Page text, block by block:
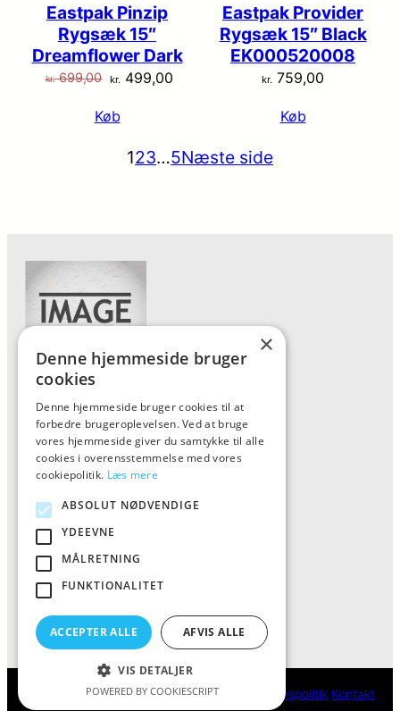
Eastpak Pinzip
Rygsæk 15″
Dreamflower Dark
kr.699,00 Den
pris
var:
kr. 499,00Den
er:
Køb
Eastpak Provider
Rygsæk 15″ Black
EK000520008
kr. 759,00
Køb
123…5Næste side
Forside
Vis alle produkter
Kontakt
ALFA
Tlf: 7876 8672
Mail:info@al-fa.dk
Cookie- og privatlivspolitik Kontakt
×
Denne hjemmeside bruger
cookies
Denne hjemmeside bruger cookies til at
forbedre brugeroplevelsen. Ved at bruge
vores hjemmeside giver du samtykke til alle
cookies i overensstemmelse med vores
cookiepolitik. Læs mere
ABSOLUT NØDVENDIGE
YDEEVNE
MÅLRETNING
FUNKTIONALITET
ACCEPTER ALLE AFVIS ALLE
VIS DETALJER
POWERED BY COOKIESCRIPT